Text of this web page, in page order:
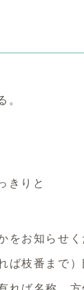
。
きりと
をお知らせく
ば枝番まで